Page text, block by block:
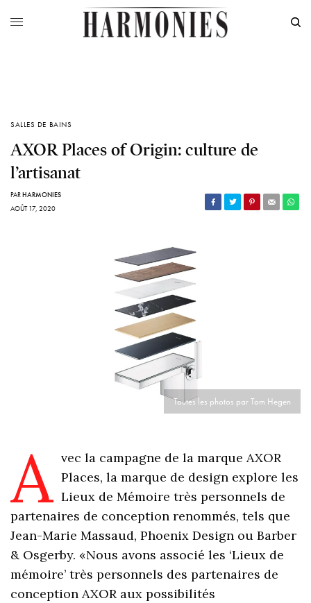
SALLES DE BAINS
AXOR Places of Origin: culture de
l’artisanat
PARHARMONIES
AOÛT 17, 2020
Toutes les photos par Tom Hegen
A vec la campagne de la marque AXOR
Places, la marque de design explore les
Lieux de Mémoire très personnels de
partenaires de conception renommés, tels que
Jean-Marie Massaud, Phoenix Design ou Barber
& Osgerby. «Nous avons associé les ‘Lieux de
mémoire’ très personnels des partenaires de
conception AXOR aux possibilités